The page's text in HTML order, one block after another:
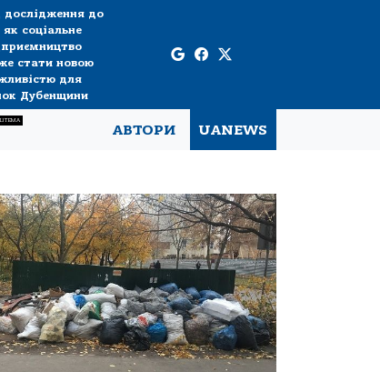
дослідження до
як соціальне
стати новою
для
Дубенщини
АВТОРИ UANEWS